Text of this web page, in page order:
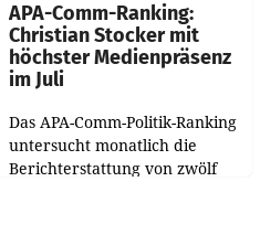
APA-Comm-Ranking:
Christian Stocker mit
höchster Medienpräsenz
im Juli
Das APA-Comm-Politik-Ranking
untersucht monatlich die
Berichterstattung von zwölf